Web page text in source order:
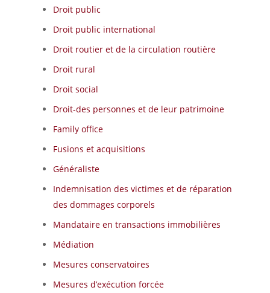
Droit public
Droit public international
Droit routier et de la circulation routière
Droit rural
Droit social
Droit-des personnes et de leur patrimoine
Family office
Fusions et acquisitions
Généraliste
Indemnisation des victimes et de réparation
des dommages corporels
Mandataire en transactions immobilières
Médiation
Mesures conservatoires
Mesures d’exécution forcée